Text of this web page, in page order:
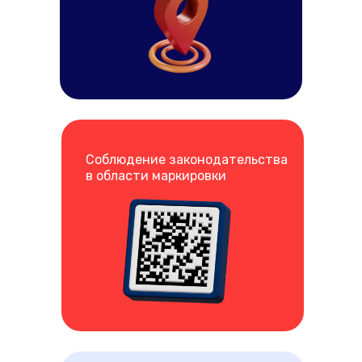
Соблюдение законодательства
в области маркировки